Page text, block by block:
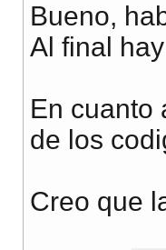
Bueno,
Al final
En cuanto
de los
Creo que